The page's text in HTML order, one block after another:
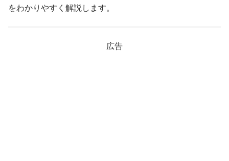
をわかりやすく解説します。
広告